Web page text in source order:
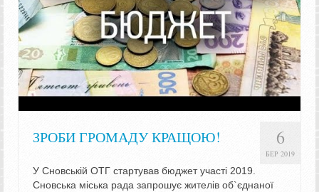
6
БЕР 2019
ЗРОБИ ГРОМАДУ КРАЩОЮ!
У Сновській ОТГ стартував бюджет участі 2019.
Сновська міська рада запрошує жителів об`єднаної